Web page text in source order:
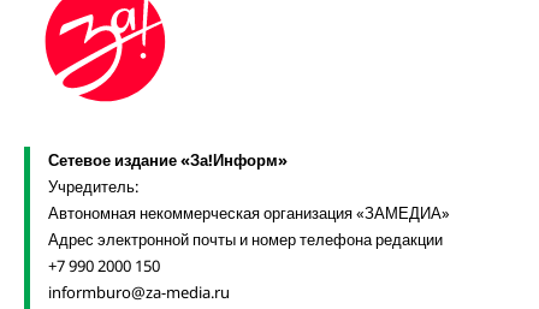
Сетевое издание «За!Информ»
Учредитель:
Автономная некоммерческая организация «ЗАМЕДИА»
Адрес электронной почты и номер телефона редакции
+7 990 2000 150
informburo@za-media.ru